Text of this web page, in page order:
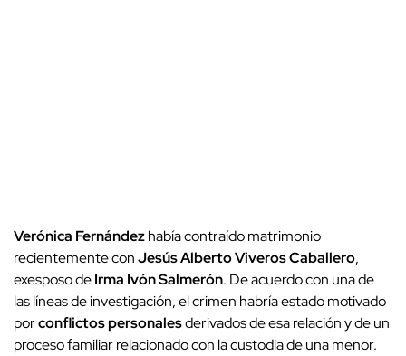
Verónica Fernándezhabía contraído matrimonio
recientemente conJesús Alberto Viveros Caballero,
exesposo deIrma Ivón Salmerón. De acuerdo con una de
las líneas de investigación, el crimen habría estado motivado
porconflictos personalesderivados de esa relación y de un
proceso familiar relacionado con la custodia de una menor.